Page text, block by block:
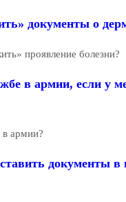
документы о
проявление болезни?
в армии, если у
в армии?
документы в